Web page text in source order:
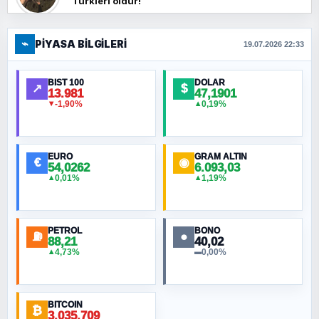
FERHAT BÜYÜKKALKAN
Ankara Zirvesi: NATO Toplantısı mı, Yeni
Ortadoğu Haritasının Provası mı?
MURAT ÖZKAN
NURETTIN BÖLÜK
ORHAN KILIÇOĞLU
⌁ PIYASA BILGILERI 19.07.2026 22:33
↗ BIST 100
13.981
▼-1,90%
$ DOLAR
47,1901
▲0,19%
€ EURO
54,0262
▲0,01%
◉ GRAM ALTIN
6.093,03
▲1,19%
⛽ PETROL
88,21
▲4,73%
● BONO
40,02
▬0,00%
₿ BITCOIN
3.035.709